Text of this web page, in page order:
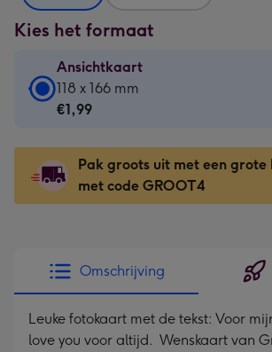
Kies het formaat
Ansichtkaart
Ansichtkaart
-
-
118
x
Dimensions:
118
x
166
118 x 166 mm
€1,99
Pak groots uit met een
met code GROOT4
Omschrijving
Leuke fotokaart met de tekst: Voor
love you voor altijd. Wenskaart van